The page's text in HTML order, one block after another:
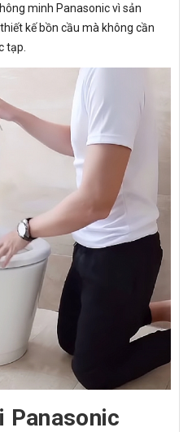
minh Panasonic vì sản
kế bồn cầu mà không cần
tạp.
Panasonic